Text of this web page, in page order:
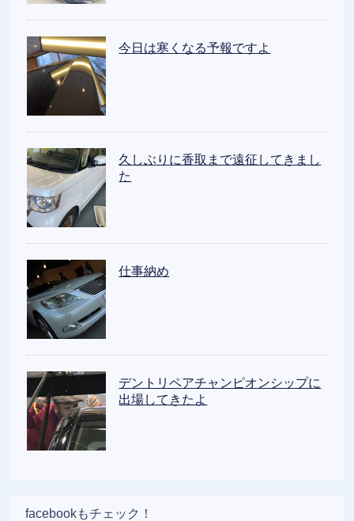
今日は寒くなる予報ですよ
久しぶりに香取まで遠征してきまし
た
仕事納め
デントリペアチャンピオンシップに
出場してきたよ
facebookもチェック！